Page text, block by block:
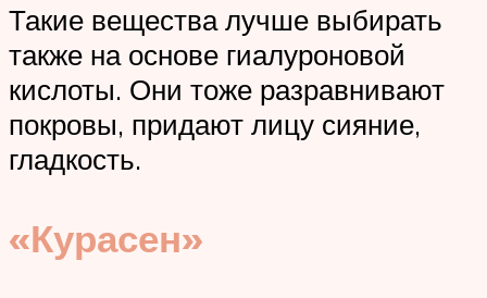
Такие вещества лучше выбирать
также на основе гиалуроновой
кислоты. Они тоже разравнивают
покровы, придают лицу сияние,
гладкость.
«Курасен»